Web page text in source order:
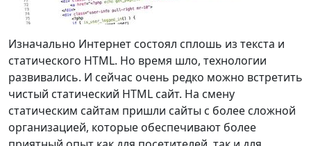
Изначально Интернет состоял сплошь из текста и
статического HTML. Но время шло, технологии
развивались. И сейчас очень редко можно встретить
чистый статический HTML сайт. На смену
статическим сайтам пришли сайты с более сложной
организацией, которые обеспечивают более